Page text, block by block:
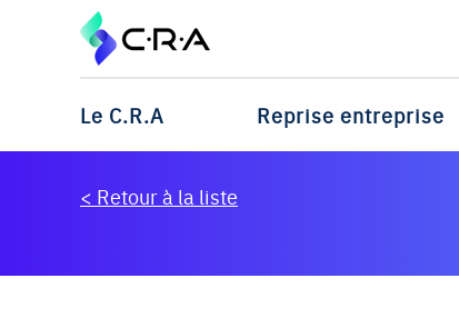
Le C.R.A Reprise entreprise
< Retour à la liste